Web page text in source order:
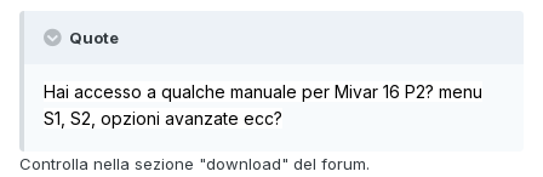
Quote
Hai accesso a qualche manuale per Mivar 16 P2? menu
S1, S2, opzioni avanzate ecc?
Controlla nella sezione "download" del forum.